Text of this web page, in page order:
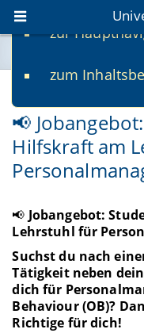
zur
zum
📢
Hilfskraft am
📢 Jobangebot:
Lehrstuhl für
Suchst du nach
Tätigkeit neben
dich für
Behaviour (OB)?
Richtige für dich!